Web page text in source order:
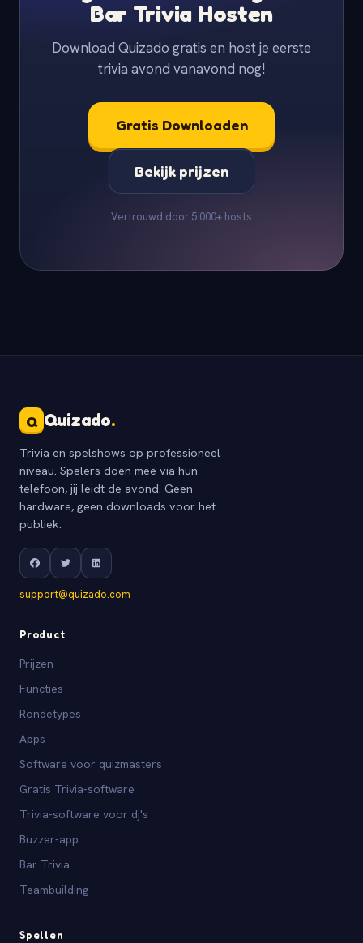
Bar Trivia Hosten
Download Quizado gratis en host je eerste
trivia avond vanavond nog!
Gratis Downloaden
Bekijk prijzen
Vertrouwd door 5.000+ hosts
Q Quizado.
Trivia en spelshows op professioneel
niveau. Spelers doen mee via hun
telefoon, jij leidt de avond. Geen
hardware, geen downloads voor het
publiek.
support@quizado.com
Product
Prijzen
Functies
Rondetypes
Apps
Software voor quizmasters
Gratis Trivia-software
Trivia-software voor dj's
Buzzer-app
Bar Trivia
Teambuilding
Spellen